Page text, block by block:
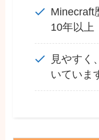
Minecraft
10年以上
見やすく
いていま